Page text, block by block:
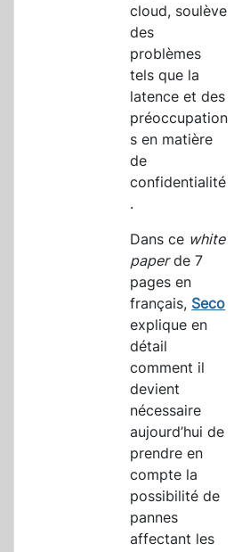
cloud, soulève
des
problèmes
tels que la
latence et des
préoccupation
s en matière
de
confidentialité
.
Dans ce white
paperde 7
pages en
français, Seco
explique en
détail
comment il
devient
nécessaire
aujourd’hui de
prendre en
compte la
possibilité de
pannes
affectant les